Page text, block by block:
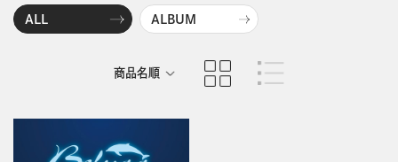
ALL ALBUM
商品名順